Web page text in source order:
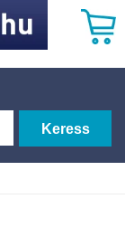
Keress